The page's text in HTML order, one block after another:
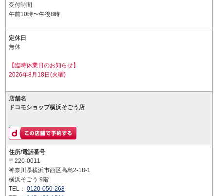
受付時間
午前10時〜午後8時
定休日
無休
【臨時休業日のお知らせ】
2026年8月18日(火曜)
店舗名
ドコモショップ横浜そごう店
住所/電話番号
〒220-0011
神奈川県横浜市西区高島2-18-1
横浜そごう 9階
TEL： 0120-050-268